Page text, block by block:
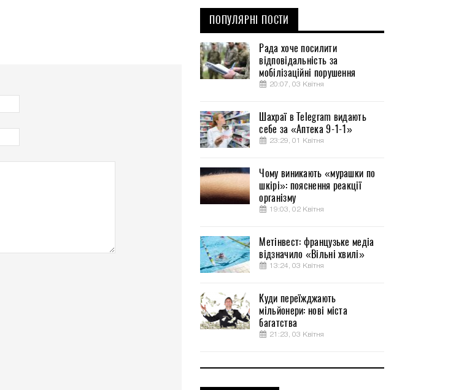
ПОПУЛЯРНІ ПОСТИ
Рада хоче посилити
відповідальність за
мобілізаційні порушення
20:07, 03 Квітня
Шахраї в Telegram видають
себе за «Аптека 9-1-1»
23:29, 01 Квітня
Чому виникають «мурашки по
шкірі»: пояснення реакції
організму
19:03, 02 Квітня
Метінвест: французьке медіа
відзначило «Вільні хвилі»
13:24, 03 Квітня
Куди переїжджають
мільйонери: нові міста
багатства
21:23, 03 Квітня